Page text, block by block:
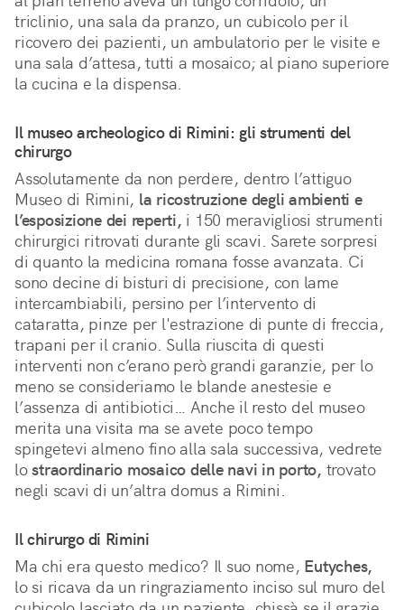
triclinio, una sala da pranzo, un cubicolo per il
ricovero dei pazienti, un ambulatorio per le visite e
una sala d’attesa, tutti a mosaico; al piano superiore
la cucina e la dispensa.
Il museo archeologico di Rimini: gli strumenti del
chirurgo
Assolutamente da non perdere, dentro l’attiguo
Museo di Rimini, la ricostruzione degli ambienti e
l’esposizione dei reperti, i 150 meravigliosi strumenti
chirurgici ritrovati durante gli scavi. Sarete sorpresi
di quanto la medicina romana fosse avanzata. Ci
sono decine di bisturi di precisione, con lame
intercambiabili, persino per l’intervento di
cataratta, pinze per l'estrazione di punte di freccia,
trapani per il cranio. Sulla riuscita di questi
interventi non c’erano però grandi garanzie, per lo
meno se consideriamo le blande anestesie e
l’assenza di antibiotici… Anche il resto del museo
merita una visita ma se avete poco tempo
spingetevi almeno fino alla sala successiva, vedrete
lostraordinario mosaico delle navi in porto, trovato
negli scavi di un’altra domus a Rimini.
Il chirurgo di Rimini
Ma chi era questo medico? Il suo nome, Eutyches,
lo si ricava da un ringraziamento inciso sul muro del